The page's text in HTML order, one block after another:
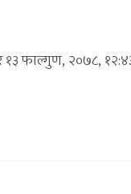
१३ फाल्गुण, २०७८,